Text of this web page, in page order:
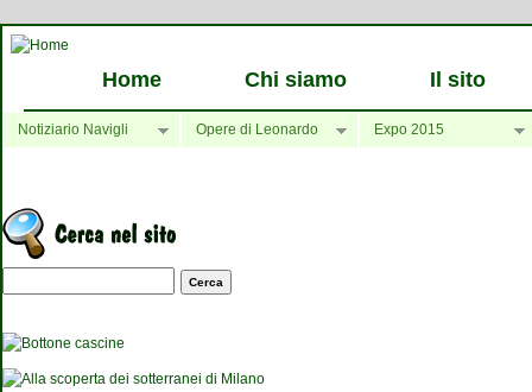
Home Chi siamo Il sito
Notiziario Navigli Opere di Leonardo Expo 2015
Maschera di ricerca